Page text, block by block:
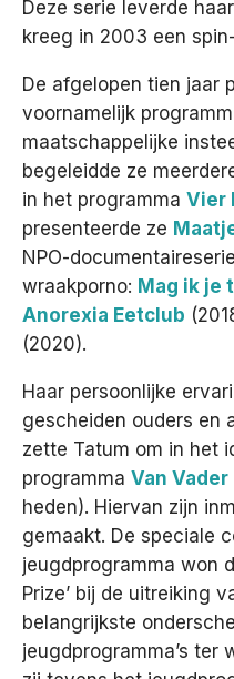
Deze serie leverde
kreeg in 2003 een
De afgelopen tien jaar
voornamelijk
maatschappelijke
begeleidde ze
in het programma Vier
presenteerde ze
NPO-
wraakporno: Mag ik je
Anorexia Eetclub
(2020).
Haar persoonlijke
gescheiden ouders en
zette Tatum om in het
programma Van
heden). Hiervan zijn
gemaakt. De speciale
jeugdprogramma won
Prize’ bij de uitreiking
belangrijkste
jeugdprogramma’s ter